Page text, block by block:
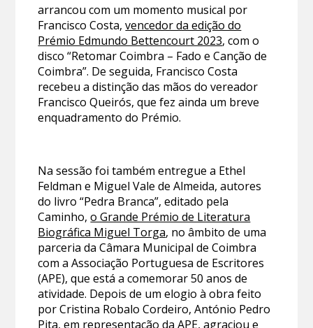
arrancou com um momento musical por
Francisco Costa,vencedor da edição do
Prémio Edmundo Bettencourt 2023, com o
disco “Retomar Coimbra – Fado e Canção de
Coimbra”. De seguida, Francisco Costa
recebeu a distinção das mãos do vereador
Francisco Queirós, que fez ainda um breve
enquadramento do Prémio.
Na sessão foi também entregue a Ethel
Feldman e Miguel Vale de Almeida, autores
do livro “Pedra Branca”, editado pela
Caminho,o Grande Prémio de Literatura
Biográfica Miguel Torga, no âmbito de uma
parceria da Câmara Municipal de Coimbra
com a Associação Portuguesa de Escritores
(APE), que está a comemorar 50 anos de
atividade. Depois de um elogio à obra feito
por Cristina Robalo Cordeiro, António Pedro
Pita, em representação da APE, agraciou e